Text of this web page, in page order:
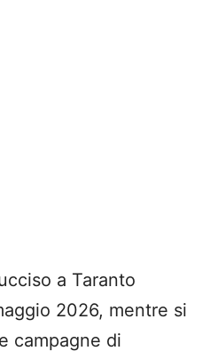
a Taranto
2026, mentre si
campagne di